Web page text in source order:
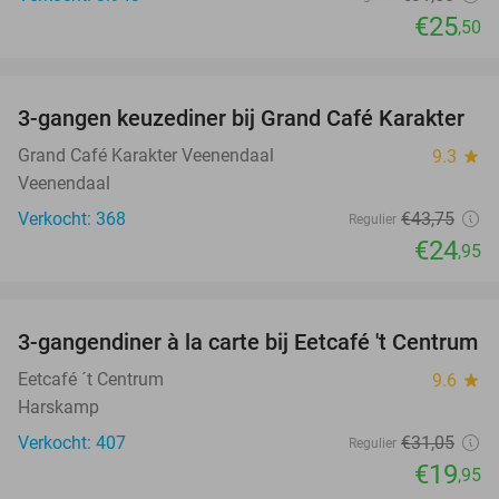
€25,50
43%
3-gangen keuzediner bij Grand Café Karakter
Grand Café Karakter Veenendaal 9.3 star
Veenendaal
Verkocht: 368
Regulier €43,75
€24,95
36%
3-gangendiner à la carte bij Eetcafé 't Centrum
Eetcafé ´t Centrum 9.6 star
Harskamp
Verkocht: 407
Regulier €31,05
€19,95